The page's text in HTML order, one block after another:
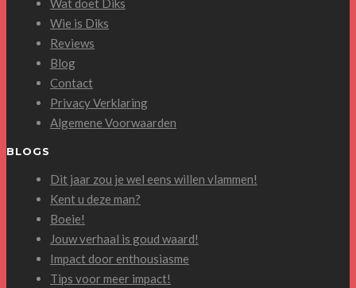
Wat doet Diks
Wie is Diks
Reviews
Blog
Contact
Privacy Verklaring
Algemene Voorwaarden
BLOGS
Dit jaar zou je wel eens willen vlammen!
Kent u deze man?
Boeie!
Jouw verhaal is goud waard!
Impact door enthousiasme
Tips voor meer impact!